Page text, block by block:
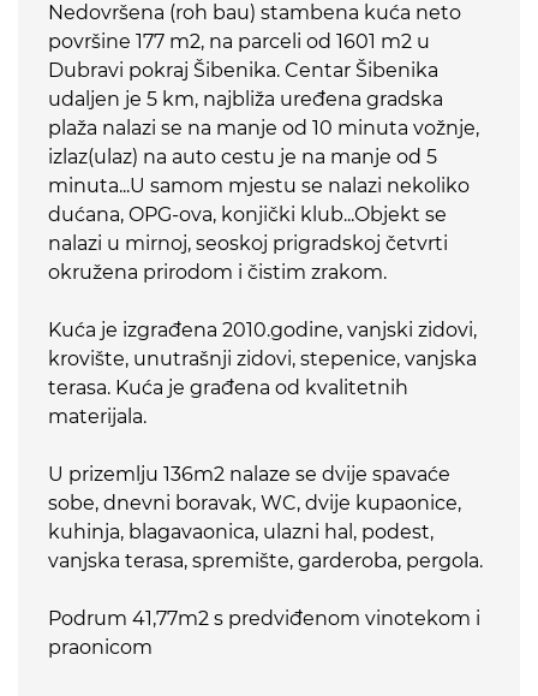
Nedovršena (roh bau) stambena kuća neto
površine 177 m2, na parceli od 1601 m2 u
Dubravi pokraj Šibenika. Centar Šibenika
udaljen je 5 km, najbliža uređena gradska
plaža nalazi se na manje od 10 minuta vožnje,
izlaz(ulaz) na auto cestu je na manje od 5
minuta...U samom mjestu se nalazi nekoliko
dućana, OPG-ova, konjički klub...Objekt se
nalazi u mirnoj, seoskoj prigradskoj četvrti
okružena prirodom i čistim zrakom.
Kuća je izgrađena 2010.godine, vanjski zidovi,
krovište, unutrašnji zidovi, stepenice, vanjska
terasa. Kuća je građena od kvalitetnih
materijala.
U prizemlju 136m2 nalaze se dvije spavaće
sobe, dnevni boravak, WC, dvije kupaonice,
kuhinja, blagavaonica, ulazni hal, podest,
vanjska terasa, spremište, garderoba, pergola.
Podrum 41,77m2 s predviđenom vinotekom i
praonicom